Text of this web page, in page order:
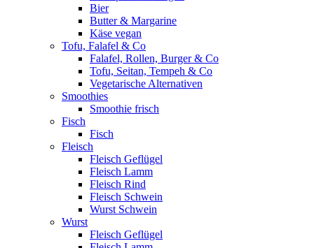
Bier
Butter & Margarine
Käse vegan
Tofu, Falafel & Co
Falafel, Rollen, Burger & Co
Tofu, Seitan, Tempeh & Co
Vegetarische Alternativen
Smoothies
Smoothie frisch
Fisch
Fisch
Fleisch
Fleisch Geflügel
Fleisch Lamm
Fleisch Rind
Fleisch Schwein
Wurst Schwein
Wurst
Fleisch Geflügel